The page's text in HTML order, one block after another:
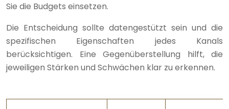
Sie die Budgets einsetzen.
Die Entscheidung sollte datengestützt sein und die
spezifischen Eigenschaften jedes Kanals
berücksichtigen. Eine Gegenüberstellung hilft, die
jeweiligen Stärken und Schwächen klar zu erkennen.